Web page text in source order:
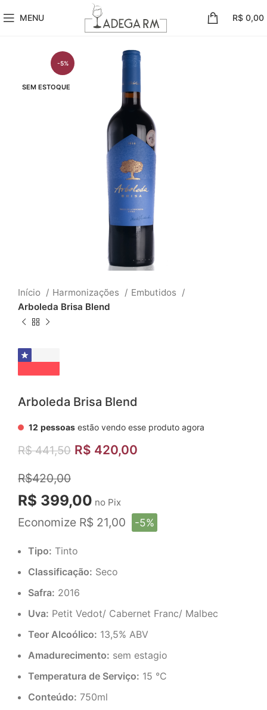
MENU R$ 0,00
-5%
SEM ESTOQUE
Início Harmonizações
Embutidos
Arboleda Brisa Blend
Arboleda Brisa Blend
12 pessoas estão vendo esse produto agora
R$441,50 R$ 420,00
R$420,00
R$ 399,00 no Pix
Economize R$ 21,00 -5%
Tipo: Tinto
Classificação: Seco
Safra: 2016
Uva: Petit Vedot/ Cabernet Franc/ Malbec
Teor Alcoólico: 13,5% ABV
Amadurecimento: sem estagio
Temperatura de Serviço: 15 °C
Conteúdo: 750ml